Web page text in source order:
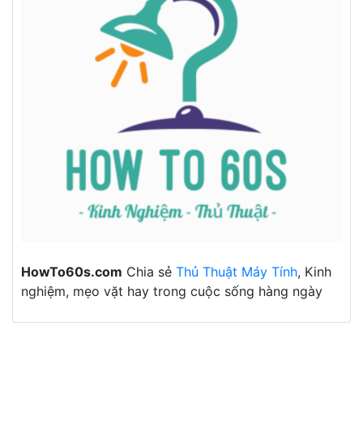
HowTo60s.com Chia sẻ Thủ Thuật Máy Tính, Kinh
nghiệm, mẹo vặt hay trong cuộc sống hàng ngày